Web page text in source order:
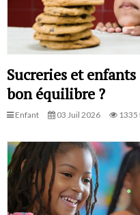
Sucreries et
bon équilibre ?
Enfant 03 Juil 2026 1335